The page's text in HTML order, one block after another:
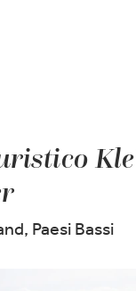
Paesi Bassi